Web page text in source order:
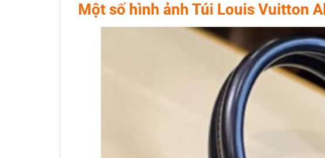
Một số hình ảnh Túi Louis Vuitton